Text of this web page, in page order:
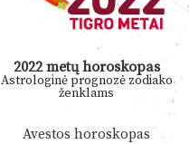
2022 metų horoskopas
Astrologinė prognozė zodiako
ženklams
Avestos horoskopas